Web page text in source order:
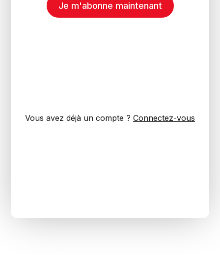
Je m'abonne maintenant
Vous avez déjà un compte ? Connectez-vous